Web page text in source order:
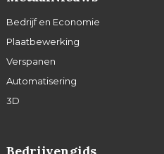
Bedrijf en Economie
Plaatbewerking
Verspanen
Automatisering
3D
Bedrijvengids